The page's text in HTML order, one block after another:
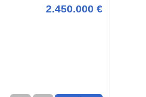
2.450.000 €